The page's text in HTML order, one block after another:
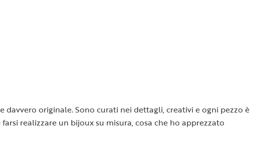
originale. Sono curati nei dettagli, creativi e ogni pezzo è
realizzare un bijoux su misura, cosa che ho apprezzato